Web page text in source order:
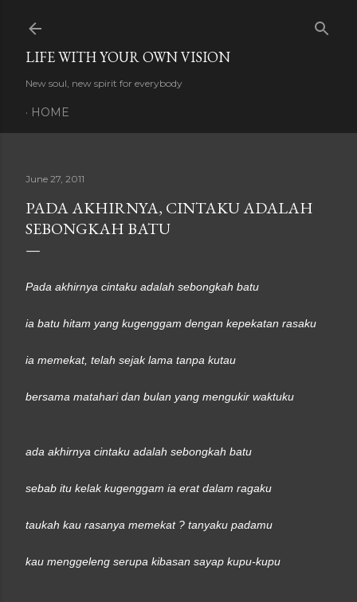
LIFE WITH YOUR OWN VISION
New soul, new spirit for everybody
HOME
June 27, 2011
PADA AKHIRNYA, CINTAKU ADALAH
SEBONGKAH BATU
Pada akhirnya cintaku adalah sebongkah batu
ia batu hitam yang kugenggam dengan kepekatan rasaku
ia memekat, telah sejak lama tanpa kutau
bersama matahari dan bulan yang mengukir waktuku
ada akhirnya cintaku adalah sebongkah batu
sebab itu kelak kugenggam ia erat dalam ragaku
taukah kau rasanya memekat ? tanyaku padamu
kau menggeleng serupa kibasan sayap kupu-kupu